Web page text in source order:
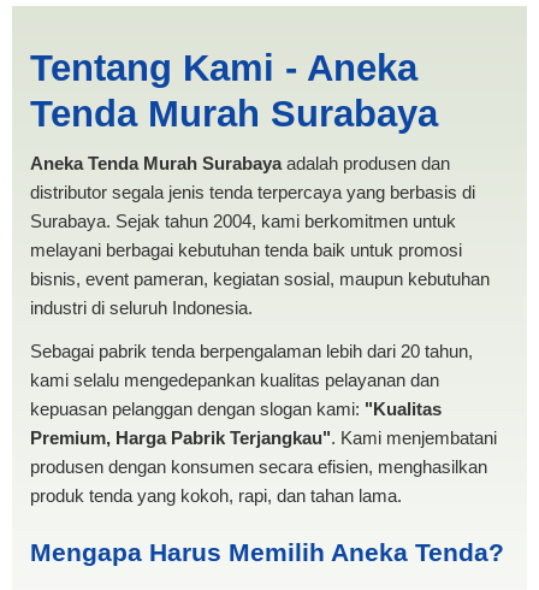
PRODUKSI ANEKA TENDA
MURAH
Tentang Kami - Aneka
Tenda Murah Surabaya
Aneka Tenda Murah Surabayaadalah produsen dan
distributor segala jenis tenda terpercaya yang berbasis di
Surabaya. Sejak tahun 2004, kami berkomitmen untuk
melayani berbagai kebutuhan tenda baik untuk promosi
bisnis, event pameran, kegiatan sosial, maupun kebutuhan
industri di seluruh Indonesia.
Sebagai pabrik tenda berpengalaman lebih dari 20 tahun,
kami selalu mengedepankan kualitas pelayanan dan
kepuasan pelanggan dengan slogan kami: "Kualitas
Premium, Harga Pabrik Terjangkau". Kami menjembatani
produsen dengan konsumen secara efisien, menghasilkan
produk tenda yang kokoh, rapi, dan tahan lama.
Mengapa Harus Memilih Aneka Tenda?